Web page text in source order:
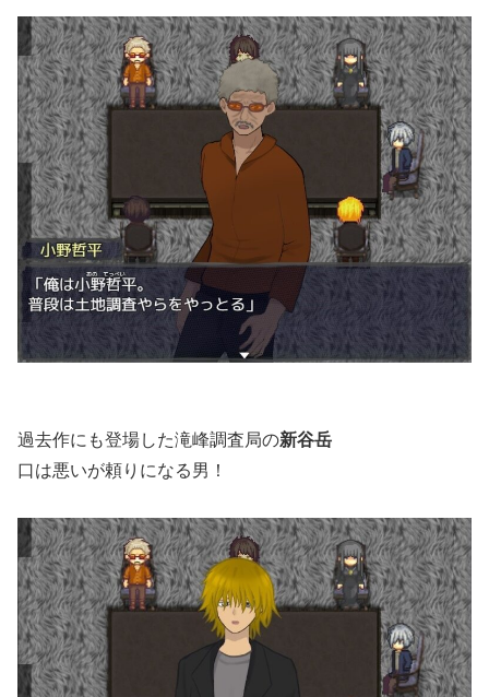
過去作にも登場した滝峰調査局の新谷岳
口は悪いが頼りになる男！